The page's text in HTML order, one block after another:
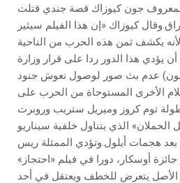
جون كيوزاك قصة جندي قتلت
كيوزاك «إن هذا الفيلم سيثير
يكشف ثمن هذه الحرب من الناحية
أن يؤدي هذا الدور ردا على قرار وزارة
عدم بث صور لوصول نعوش جنود
الأخرى المستوحاة من الحرب على
توم كروز وميريل ستريب وروبرت
الحملان» الذي يتناول خلفية سيناريو
هجمات أيلول.وتؤدي الممثلة ريس
أوسكار، دورا في فيلم «احتجاز»
يتعرض للخطف ويعتقل في أحد